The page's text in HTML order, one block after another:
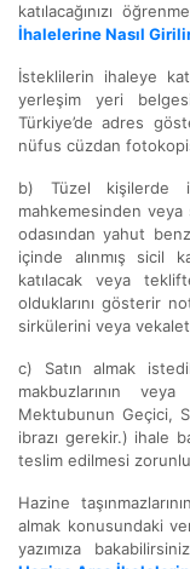
katılacağınızı
İhalelerine Nasıl
İsteklilerin ihaleye
yerleşim yeri
Türkiye’de adres
nüfus cüzdan
b) Tüzel kişilerde
mahkemesinden veya
odasından yahut
içinde alınmış sicil
katılacak veya
olduklarını gösterir
sirkülerini veya
c) Satın almak
makbuzlarının
Mektubunun Geçici,
ibrazı gerekir.) ihale
teslim edilmesi
Hazine
almak konusundaki
yazımıza